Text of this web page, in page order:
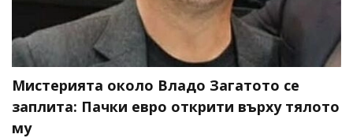
Мистерията около Владо Загатото се
заплита: Пачки евро открити върху тялото
му